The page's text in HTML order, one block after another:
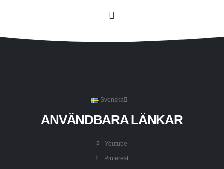
Svenska
ANVÄNDBARA LÄNKAR
Youtube
Pinterest